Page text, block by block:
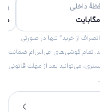
داخلی
از خرید“ تنها در صورتی
تمام گوشی‌های جی‌اس‌ام ضمانت
می‌توانید بعد از مهلت قانونی